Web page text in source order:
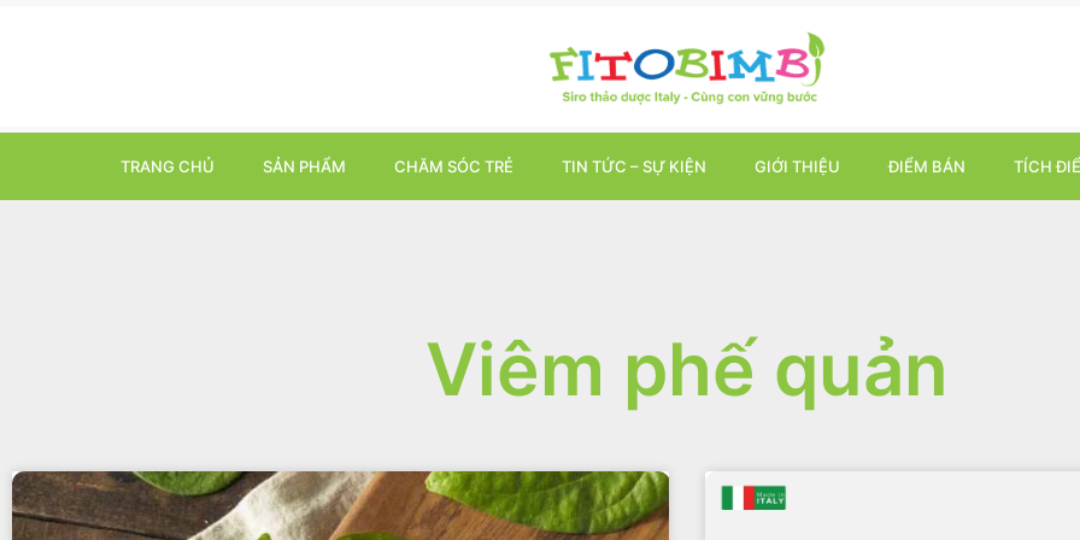
TRANG CHỦ SẢN PHẨM CHĂM SÓC TRẺ TIN TỨC – SỰ KIỆN GIỚI THIỆU ĐIỂM BÁN TÍCH
Viêm phế quản